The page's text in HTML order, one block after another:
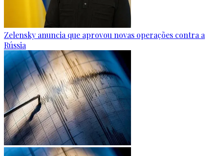
Zelensky anuncia que aprovou novas operações contra a
Rússia